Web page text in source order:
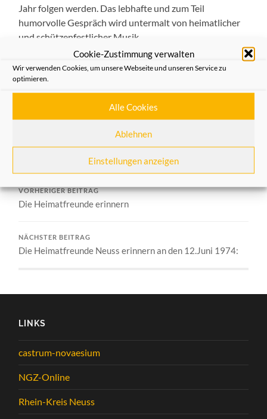
Cookie-Zustimmung verwalten
Wir verwenden Cookies, um unsere Webseite und unseren Service zu
optimieren.
Alle Cookies
Ablehnen
Einstellungen anzeigen
Jahr folgen werden. Das lebhafte und zum Teil
humorvolle Gespräch wird untermalt von heimatlicher
und schützenfestlicher Musik.
Die Leitung der Sendung hat Johannes Feser. Radio
News 89,4 strahlt die Sendung am Donnerstag, 15. Juni
2023 nach den Nachrichten um 20.00 Uhr aus. Später ist
die Sendung über NRWision – Mediathek –
Heimatfreunde Neuss im Internet weltweit zu hören.
Aus dem Verein
VORHERIGER BEITRAG
Die Heimatfreunde erinnern
NÄCHSTER BEITRAG
Die Heimatfreunde Neuss erinnern an den 12.Juni 1974:
LINKS
castrum-novaesium
NGZ-Online
Rhein-Kreis Neuss